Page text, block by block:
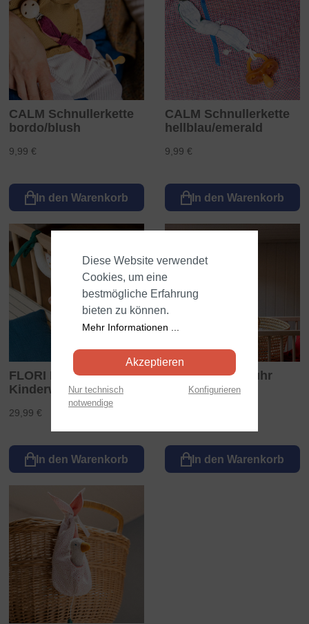
CALM Schnullerkette
bordo/blush
9,99 €
In den Warenkorb
CALM Schnullerkette
hellblau/emerald
9,99 €
In den Warenkorb
FLORI Fuchs
Kinderwagenkette
29,99 €
In den Warenkorb
NEST Tierspieluhr
kariert
In den Warenkorb
Diese Website verwendet
Cookies, um eine
bestmögliche Erfahrung
bieten zu können.
Mehr Informationen ...
Akzeptieren
Nur technisch
notwendige
Konfigurieren